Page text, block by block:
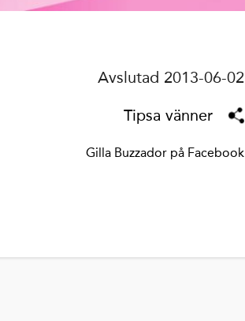
Avslutad 2013-06-02
Tipsa vänner
Gilla Buzzador på Facebook